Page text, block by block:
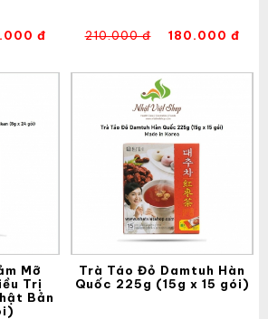
đ 210.000 đ 180.000 đ
Mỡ
Trị
Bản
Trà Táo Đỏ Damtuh Hàn
Quốc 225g (15g x 15 gói)